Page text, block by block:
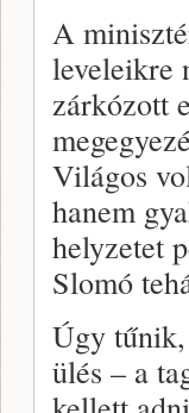
A
leveleikre
zárkózott
Világos
hanem
helyzetet
Slomó
Úgy
ülés – a